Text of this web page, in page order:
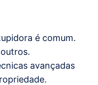
é comum.
avançadas